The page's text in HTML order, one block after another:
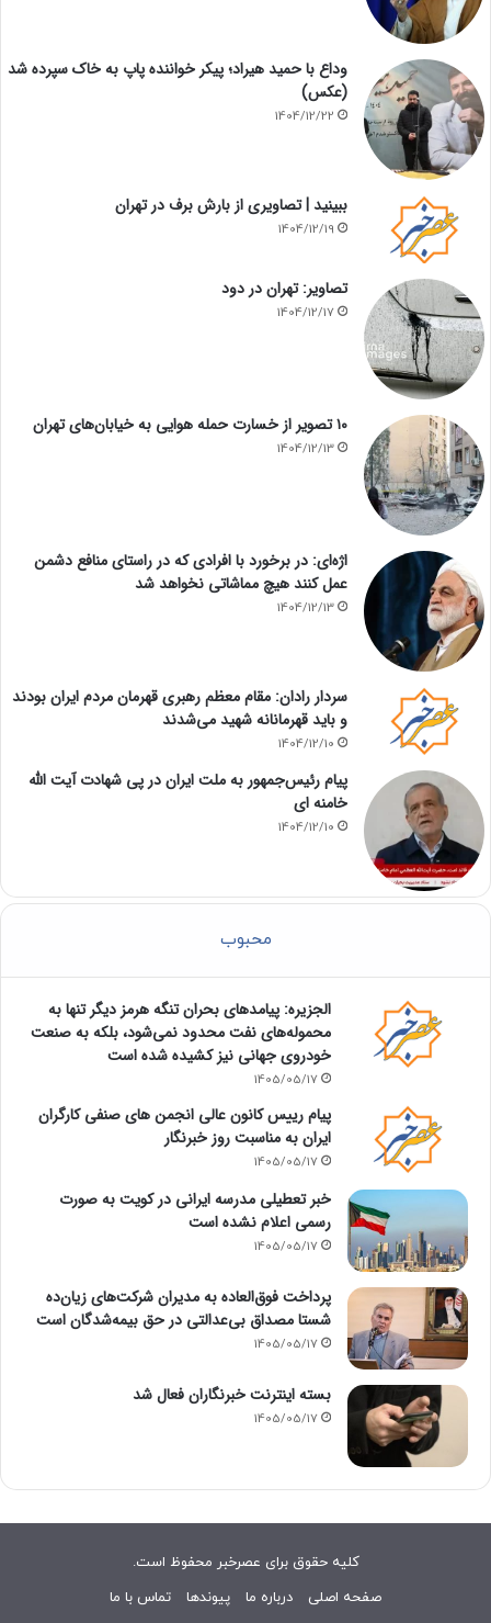
وداع با حمید هیراد؛ پیکر خواننده پاپ به خاک سپرده شد
(عکس)
1404/12/22
ببینید | تصاویری از بارش برف در تهران
1404/12/19
تصاویر: تهران در دود
1404/12/17
۱۰ تصویر از خسارت حمله هوایی به خیابان‌های تهران
1404/12/13
اژه‌ای: در برخورد با افرادی که در راستای منافع دشمن
عمل کنند هیچ مماشاتی نخواهد شد
1404/12/13
سردار رادان: مقام معظم رهبری قهرمان مردم ایران بودند
و باید قهرمانانه شهید می‌شدند
1404/12/10
پیام رئیس‌جمهور به ملت ایران در پی شهادت آیت الله
خامنه ای
1404/12/10
محبوب
الجزیره: پیامدهای بحران تنگه هرمز دیگر تنها به
محموله‌های نفت محدود نمی‌شود، بلکه به صنعت
خودروی جهانی نیز کشیده شده است
1405/05/17
پیام رییس کانون عالی انجمن های صنفی کارگران
ایران به مناسبت روز خبرنگار
1405/05/17
خبر تعطیلی مدرسه ایرانی در کویت به صورت
رسمی اعلام نشده است
1405/05/17
پرداخت فوق‌العاده به مدیران شرکت‌های زیان‌ده
شستا مصداق بی‌عدالتی در حق بیمه‌شدگان است
1405/05/17
بسته اینترنت خبرنگاران فعال شد
1405/05/17
کلیه حقوق برای عصرخبر محفوظ است.
صفحه اصلی
درباره ما پیوندها تماس با ما